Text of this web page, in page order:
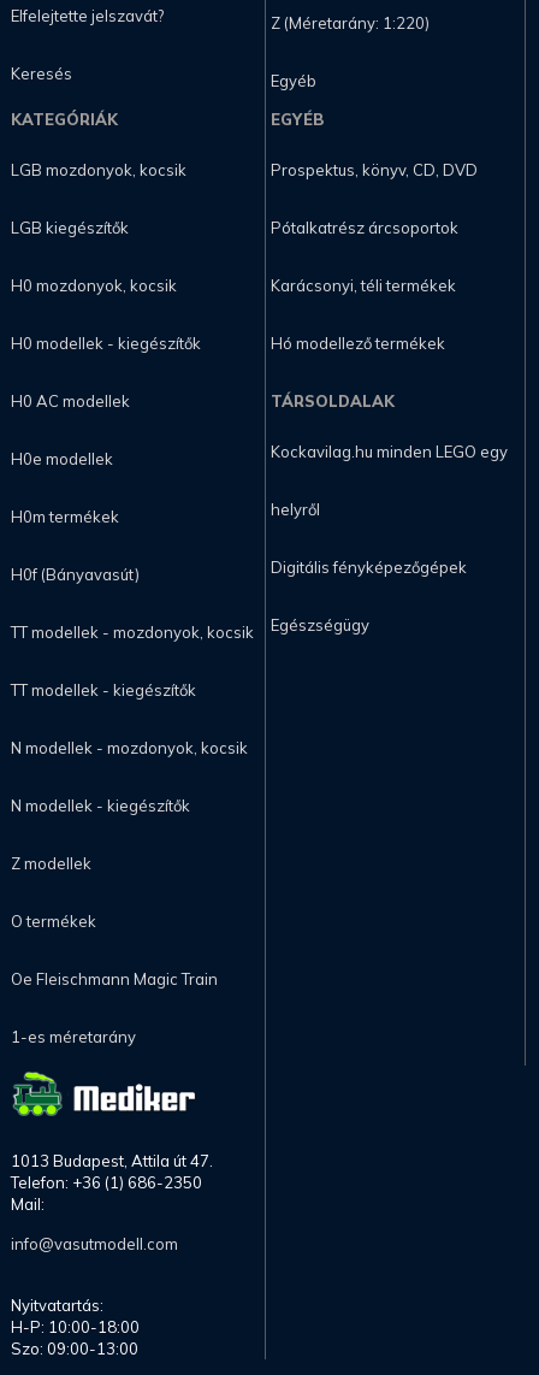
Elfelejtette jelszavát?
Keresés
Z (Méretarány: 1:220)
Egyéb
KATEGÓRIÁK
LGB mozdonyok, kocsik
LGB kiegészítők
H0 mozdonyok, kocsik
H0 modellek - kiegészítők
H0 AC modellek
H0e modellek
H0m termékek
H0f (Bányavasút)
TT modellek - mozdonyok, kocsik
TT modellek - kiegészítők
N modellek - mozdonyok, kocsik
N modellek - kiegészítők
Z modellek
O termékek
Oe Fleischmann Magic Train
1-es méretarány
EGYÉB
Prospektus, könyv, CD, DVD
Pótalkatrész árcsoportok
Karácsonyi, téli termékek
Hó modellező termékek
TÁRSOLDALAK
Kockavilag.hu minden LEGO egy
helyről
Digitális fényképezőgépek
Egészségügy
1013 Budapest, Attila út 47.
Telefon: +36 (1) 686-2350
Mail:
info@vasutmodell.com
Nyitvatartás:
H-P: 10:00-18:00
Szo: 09:00-13:00